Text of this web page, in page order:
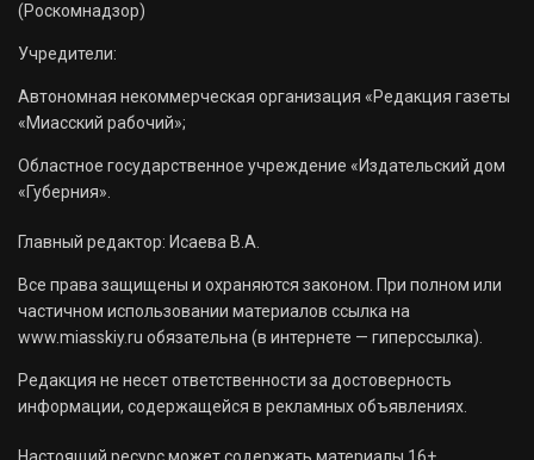
(Роскомнадзор)
Учредители:
Автономная некоммерческая организация «Редакция газеты
«Миасский рабочий»;
Областное государственное учреждение «Издательский дом
«Губерния».
Главный редактор: Исаева В.А.
Все права защищены и охраняются законом. При полном или
частичном использовании материалов ссылка на
www.miasskiy.ru обязательна (в интернете — гиперссылка).
Редакция не несет ответственности за достоверность
информации, содержащейся в рекламных объявлениях.